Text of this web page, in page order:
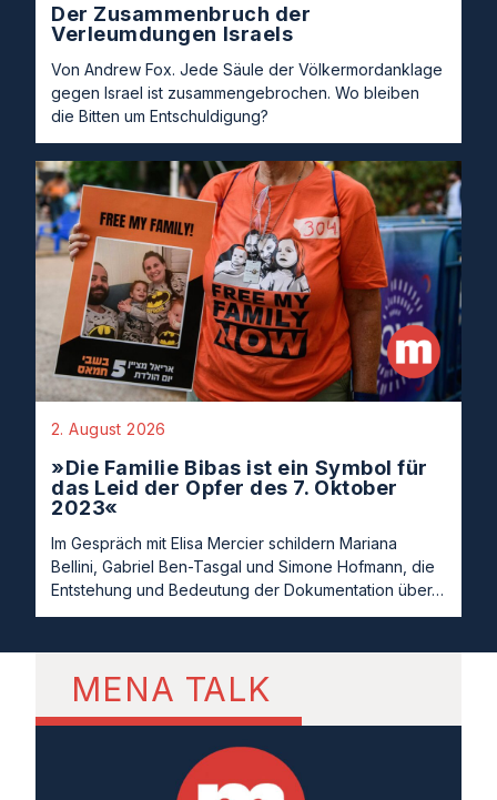
Der Zusammenbruch der
Verleumdungen Israels
Von Andrew Fox. Jede Säule der Völkermordanklage
gegen Israel ist zusammengebrochen. Wo bleiben
die Bitten um Entschuldigung?
2. August 2026
»Die Familie Bibas ist ein Symbol für
das Leid der Opfer des 7. Oktober
2023«
Im Gespräch mit Elisa Mercier schildern Mariana
Bellini, Gabriel Ben-Tasgal und Simone Hofmann, die
Entstehung und Bedeutung der Dokumentation über…
MENA TALK